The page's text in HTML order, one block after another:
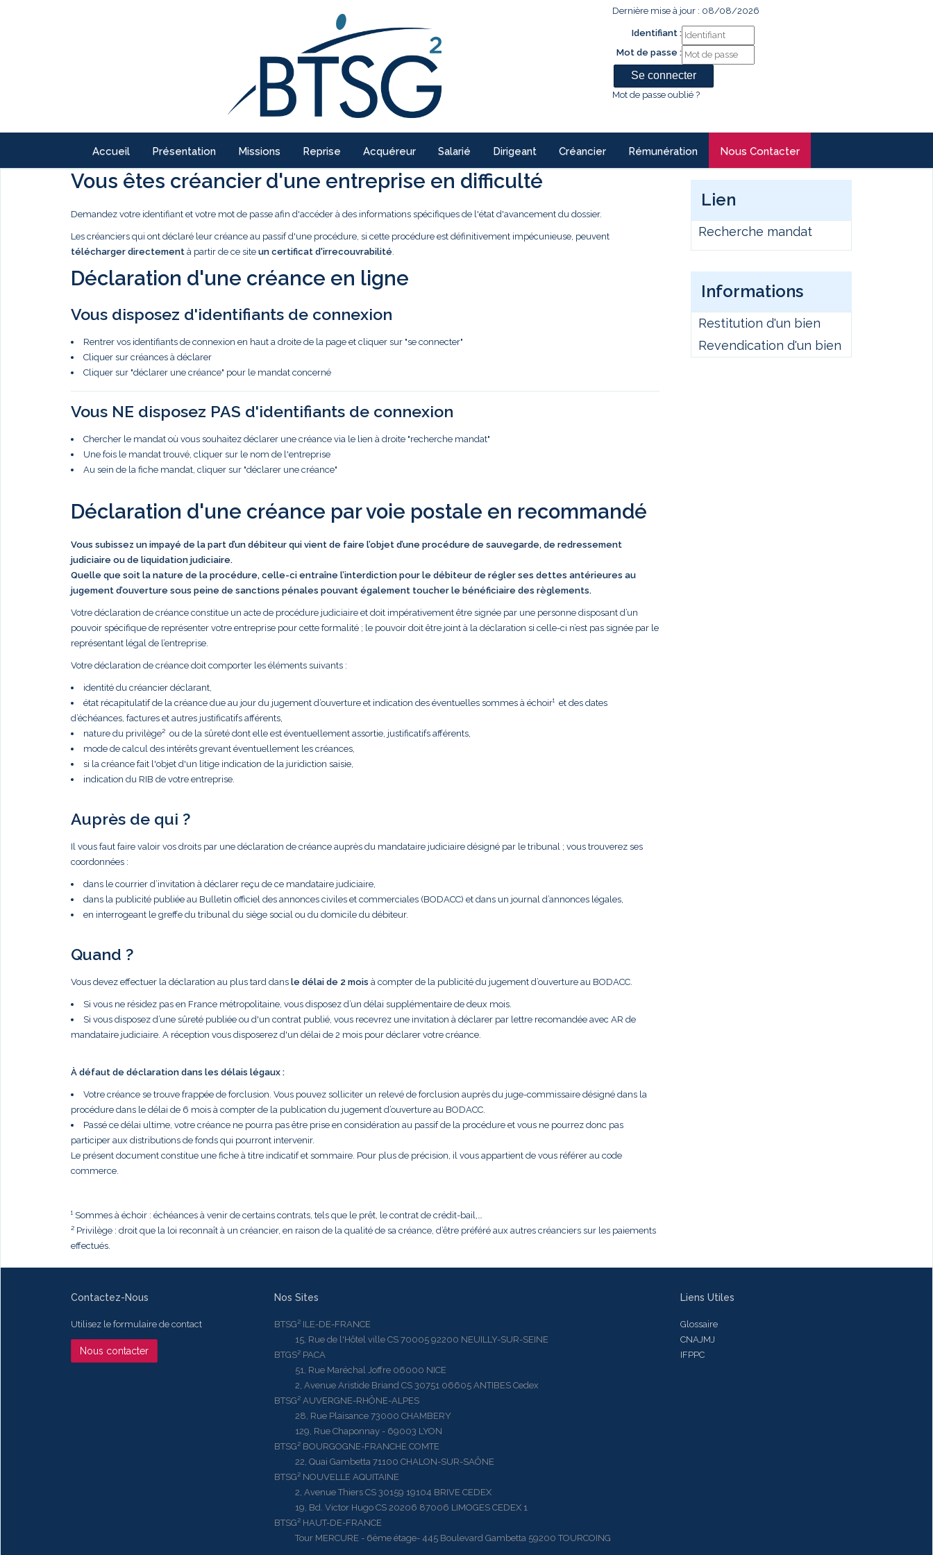
Dernière mise à jour : 08/08/2026
Identifiant :
Mot de passe :
Mot de passe oublié ?
Accueil Présentation Missions Reprise Acquéreur Salarié Dirigeant Créancier Rémunération Nous Contacter
Vous êtes créancier d'une entreprise en difficulté
Demandez votre identifiant et votre mot de passe afin d'accéder à des informations spécifiques de l'état d'avancement du dossier.
Les créanciers qui ont déclaré leur créance au passif d'une procédure, si cette procédure est définitivement impécunieuse, peuvent
télécharger directement à partir de ce site un certificat d'irrecouvrabilité.
Déclaration d'une créance en ligne
Vous disposez d'identifiants de connexion
Rentrer vos identifiants de connexion en haut a droite de la page et cliquer sur "se connecter"
Cliquer sur créances à déclarer
Cliquer sur "déclarer une créance" pour le mandat concerné
Vous NE disposez PAS d'identifiants de connexion
Chercher le mandat où vous souhaitez déclarer une créance via le lien à droite "recherche mandat"
Une fois le mandat trouvé, cliquer sur le nom de l'entreprise
Au sein de la fiche mandat, cliquer sur "déclarer une créance"
Déclaration d'une créance par voie postale en recommandé
Vous subissez un impayé de la part d’un débiteur qui vient de faire l’objet d’une procédure de sauvegarde, de redressement
judiciaire ou de liquidation judiciaire.
Quelle que soit la nature de la procédure, celle-ci entraîne l’interdiction pour le débiteur de régler ses dettes antérieures au
jugement d’ouverture sous peine de sanctions pénales pouvant également toucher le bénéficiaire des règlements.
Votre déclaration de créance constitue un acte de procédure judiciaire et doit impérativement être signée par une personne disposant d’un
pouvoir spécifique de représenter votre entreprise pour cette formalité ; le pouvoir doit être joint à la déclaration si celle-ci n’est pas signée par le
représentant légal de l’entreprise.
Votre déclaration de créance doit comporter les éléments suivants :
identité du créancier déclarant,
état récapitulatif de la créance due au jour du jugement d’ouverture et indication des éventuelles sommes à échoir¹ et des dates
d’échéances, factures et autres justificatifs afférents,
nature du privilège² ou de la sûreté dont elle est éventuellement assortie, justificatifs afférents,
mode de calcul des intérêts grevant éventuellement les créances,
si la créance fait l'objet d'un litige indication de la juridiction saisie,
indication du RIB de votre entreprise.
Auprès de qui ?
Il vous faut faire valoir vos droits par une déclaration de créance auprès du mandataire judiciaire désigné par le tribunal ; vous trouverez ses
coordonnées :
dans le courrier d’invitation à déclarer reçu de ce mandataire judiciaire,
dans la publicité publiée au Bulletin officiel des annonces civiles et commerciales (BODACC) et dans un journal d’annonces légales,
en interrogeant le greffe du tribunal du siège social ou du domicile du débiteur.
Quand ?
Vous devez effectuer la déclaration au plus tard dans le délai de 2 mois à compter de la publicité du jugement d’ouverture au BODACC.
Si vous ne résidez pas en France métropolitaine, vous disposez d’un délai supplémentaire de deux mois.
Si vous disposez d’une sûreté publiée ou d'un contrat publié, vous recevrez une invitation à déclarer par lettre recomandée avec AR de
mandataire judiciaire. A réception vous disposerez d'un délai de 2 mois pour déclarer votre créance.
À défaut de déclaration dans les délais légaux :
Votre créance se trouve frappée de forclusion. Vous pouvez solliciter un relevé de forclusion auprès du juge-commissaire désigné dans la
procédure dans le délai de 6 mois à compter de la publication du jugement d’ouverture au BODACC.
Passé ce délai ultime, votre créance ne pourra pas être prise en considération au passif de la procédure et vous ne pourrez donc pas
participer aux distributions de fonds qui pourront intervenir.
Le présent document constitue une fiche à titre indicatif et sommaire. Pour plus de précision, il vous appartient de vous référer au code
commerce.
¹ Sommes à échoir : échéances à venir de certains contrats, tels que le prêt, le contrat de crédit-bail,…
² Privilège : droit que la loi reconnaît à un créancier, en raison de la qualité de sa créance, d’être préféré aux autres créanciers sur les paiements
effectués.
Lien
Recherche mandat
Informations
Restitution d'un bien
Revendication d'un bien
Contactez-Nous
Utilisez le formulaire de contact
Nous contacter
Nos Sites
BTSG² ILE-DE-FRANCE
15, Rue de l'Hôtel ville CS 70005 92200 NEUILLY-SUR-SEINE
BTGS² PACA
51, Rue Maréchal Joffre 06000 NICE
2, Avenue Aristide Briand CS 30751 06605 ANTIBES Cedex
BTSG² AUVERGNE-RHÔNE-ALPES
28, Rue Plaisance 73000 CHAMBERY
129, Rue Chaponnay - 69003 LYON
BTSG² BOURGOGNE-FRANCHE COMTE
22, Quai Gambetta 71100 CHALON-SUR-SAÔNE
BTSG² NOUVELLE AQUITAINE
2, Avenue Thiers CS 30159 19104 BRIVE CEDEX
19, Bd. Victor Hugo CS 20206 87006 LIMOGES CEDEX 1
BTSG² HAUT-DE-FRANCE
Tour MERCURE - 6ème étage- 445 Boulevard Gambetta 59200 TOURCOING
Liens Utiles
Glossaire
CNAJMJ
IFPPC